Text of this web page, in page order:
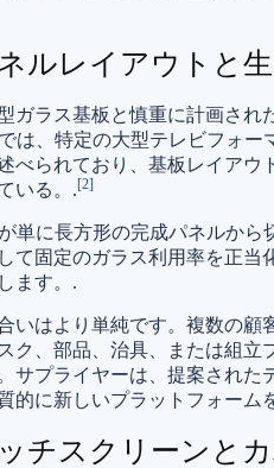
ルレイアウトと
ガラス基板と慎重に計画され
は、特定の大型テレビフォ
べられており、基板レイア
いる。. [2]
単に長方形の完成パネルか
て固定のガラス利用率を正
ます。.
いはより単純です。複数の
ク、部品、治具、または組
サプライヤーは、提案され
的に新しいプラットフォー
チスクリーンと